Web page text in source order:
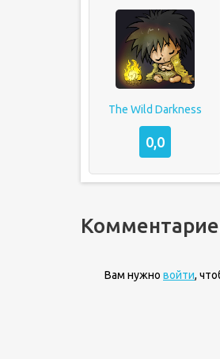
The Wild Darkness
0,0
Вам нужно войти,